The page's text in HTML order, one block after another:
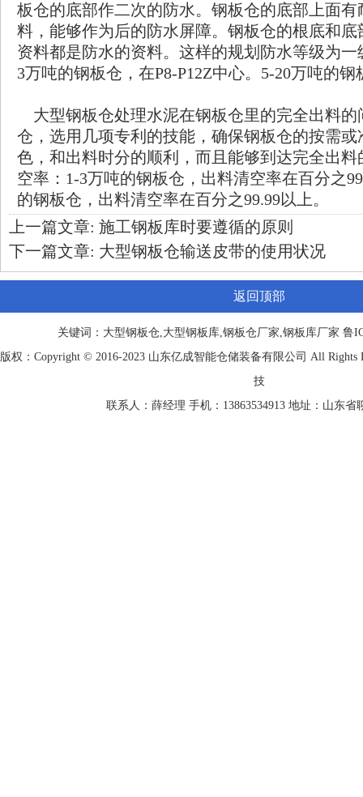
板仓的底部作二次的防水。钢板仓的底部上面有
料，能够作为后的防水屏障。钢板仓的根底和
资料都是防水的资料。这样的规划防水等级为
3万吨的钢板仓，在P8-P12Z中心。5-20万吨的钢
大型钢板仓处理水泥在钢板仓里的完全出料的
仓，选用几项专利的技能，确保钢板仓的按需
色，和出料时分的顺利，而且能够到达完全出
空率：1-3万吨的钢板仓，出料清空率在百分之
的钢板仓，出料清空率在百分之99.99以上。
上一篇文章: 施工钢板库时要遵循的原则
下一篇文章: 大型钢板仓输送皮带的使用状况
返回顶部
关键词：大型钢板仓,大型钢板库,钢板仓厂家,钢板库厂家 鲁
版权：Copyright © 2016-2023 山东亿成智能仓储装备有限公司 All Rights
技
联系人：薛经理 手机：13863534913 地址：山东省